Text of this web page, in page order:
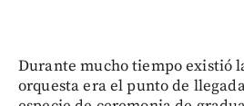
Durante mucho tiempo existió
orquesta era el punto de